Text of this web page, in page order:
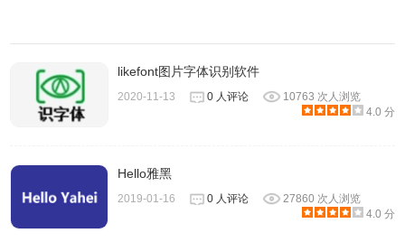
likefont图片字体识别软件
2020-11-13 0 人评论
10763 次人浏览
4.0 分
Hello雅黑
2019-01-16 0 人评论
27860 次人浏览
4.0 分